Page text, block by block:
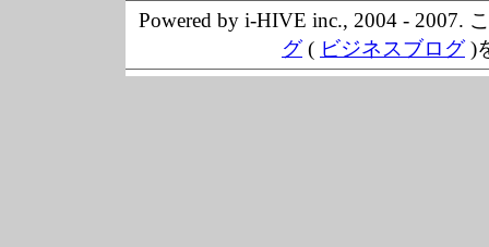
Powered by i-HIVE inc., 2004 - 2007.
グ( ビジネスブログ)